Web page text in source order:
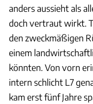
anders aussieht als
doch vertraut wirkt.
den zweckmäßigen
einem
könnten. Von vorn
intern schlicht L7
kam erst fünf Jahre